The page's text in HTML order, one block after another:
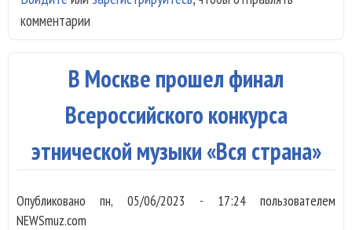
комментарии
В Москве прошел финал
Всероссийского конкурса
этнической музыки «Вся страна»
Опубликованопн, 05/06/2023 - 17:24пользователем
NEWSmuz.com